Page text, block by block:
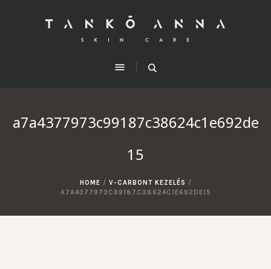
a7a4377973c99187c38624c1e692de
15
HOME / V-CARBONT KEZELÉS /
A7A4377973C99187C38624C1E692DE15